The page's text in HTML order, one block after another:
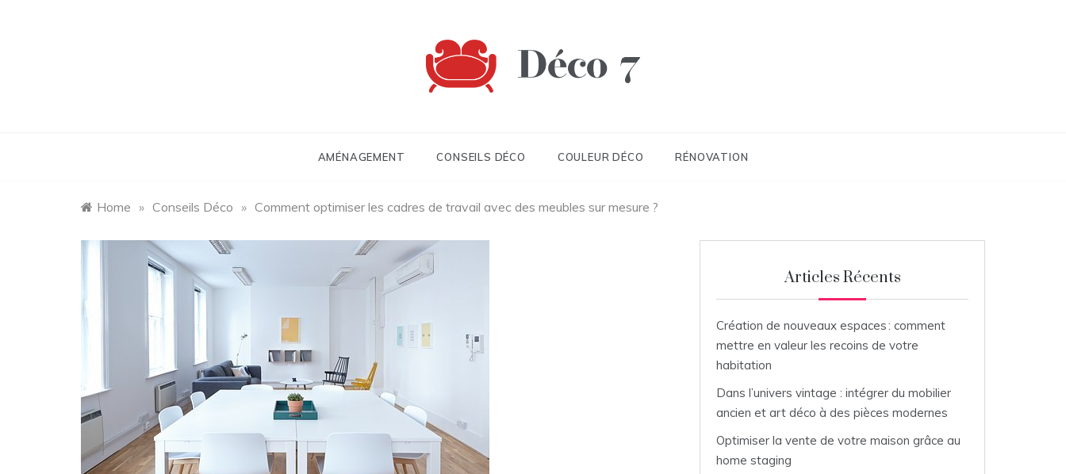
AMÉNAGEMENT CONSEILS DÉCO COULEUR DÉCO RÉNOVATION
Home » Conseils Déco » Comment optimiser les cadres de travail avec des meubles sur mesure ?
Articles Récents
Création de nouveaux espaces : comment
mettre en valeur les recoins de votre
habitation
Dans l’univers vintage : intégrer du mobilier
ancien et art déco à des pièces modernes
Optimiser la vente de votre maison grâce au
home staging